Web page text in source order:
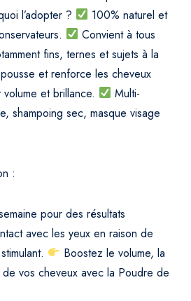
l’adopter ?
100% naturel et
Convient à tous
fins, ternes et sujets à la
et renforce les cheveux
et brillance.
Multi-
shampoing sec, masque visage
:
pour des résultats
avec les yeux en raison de
Boostez le volume, la
vos cheveux avec la Poudre de